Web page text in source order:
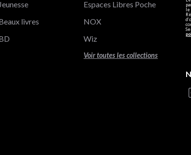
le
Jeunesse
livres
Espaces Libres Poche
NOX
Wiz
Voir toutes les collections